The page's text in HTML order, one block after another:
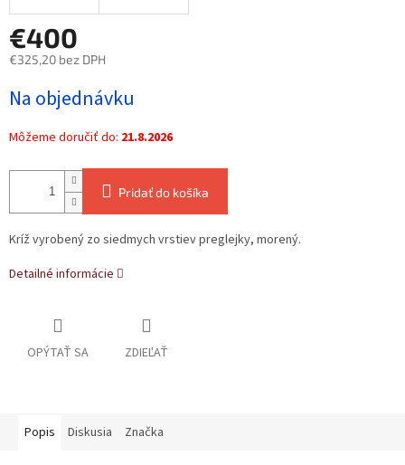
€400
€325,20 bez DPH
cena:
Na objednávku
Môžeme doručiť do: 21.8.2026
Pridať do košíka
Kríž vyrobený zo siedmych vrstiev preglejky, morený.
Detailné informácie
OPÝTAŤ SA ZDIEĽAŤ
Popis Diskusia Značka